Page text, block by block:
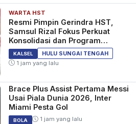
WARTA HST
Resmi Pimpin Gerindra HST,
Samsul Rizal Fokus Perkuat
Konsolidasi dan Program
Kerakyatan
KALSEL
HULU SUNGAI TENGAH
1 jam yang lalu
Brace Plus Assist Pertama Messi
Usai Piala Dunia 2026, Inter
Miami Pesta Gol
BOLA 1 jam yang lalu